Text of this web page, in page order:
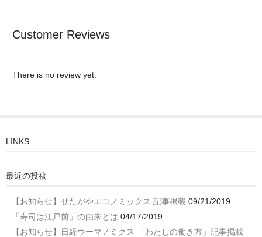
Customer Reviews
There is no review yet.
LINKS
最近の投稿
【お知らせ】せたがやエコノミックス 記事掲載 09/21/2019
「寿司は江戸前」の由来とは 04/17/2019
【お知らせ】日経ウーマノミクス 「わたしの働き方」記事掲載